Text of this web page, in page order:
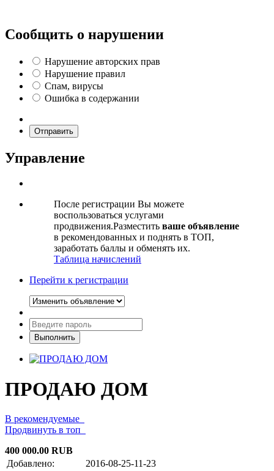
Сообщить о нарушении
Нарушение авторских прав
Нарушение правил
Спам, вирусы
Ошибка в содержании
Отправить
Управление
После регистрации Вы можете
воспользоваться услугами
продвижения.Разместить ваше объявление
в рекомендованных и поднять в ТОП,
заработать баллы и обменять их.
Таблица начислений
Перейти к регистрации
ПРОДАЮ ДОМ
В рекомендуемые
Продвинуть в топ
400 000.00 RUB
Добавлено:
2016-08-25-11-23